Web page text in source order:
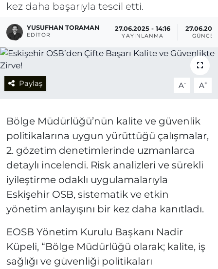
kez daha başarıyla tescil etti.
YUSUFHAN TORAMAN
EDITÖR
27.06.2025 - 14:16
YAYINLANMA
Paylaş A- A+
Bölge Müdürlüğü’nün kalite ve güvenlik
politikalarına uygun yürüttüğü çalışmalar,
2. gözetim denetimlerinde uzmanlarca
detaylı incelendi. Risk analizleri ve sürekli
iyileştirme odaklı uygulamalarıyla
Eskişehir OSB, sistematik ve etkin
yönetim anlayışını bir kez daha kanıtladı.
EOSB Yönetim Kurulu Başkanı Nadir
Küpeli, “Bölge Müdürlüğü olarak; kalite, iş
sağlığı ve güvenliği politikaları